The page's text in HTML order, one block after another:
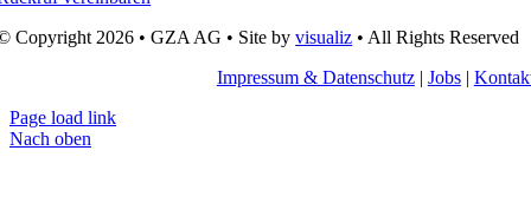
Copyright 2026 • GZA AG • Site byvisualiz • All Rights Reserved
Impressum & Datenschutz| Jobs|
Page load link
Nach oben